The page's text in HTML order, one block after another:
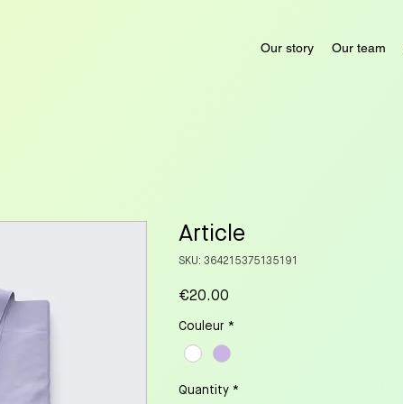
Our story Our team
Article
SKU: 364215375135191
€20.00
Couleur *
Quantity *